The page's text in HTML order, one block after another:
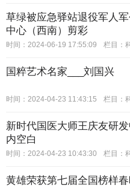
草绿被应急驿站退役军人
中心（西南）剪彩
时间：2024-06-19 17:55:09 栏目：
国粹艺术名家___刘国兴
时间：2024-04-23 11:43:15 栏目：
新时代国医大师王庆友研
内空白
时间：2024-04-23 10:43:30 栏目：
黄雄荣获第七届全国榜样